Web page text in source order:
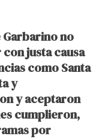
no
justa causa
como Santa
y
y aceptaron
cumplieron,
por